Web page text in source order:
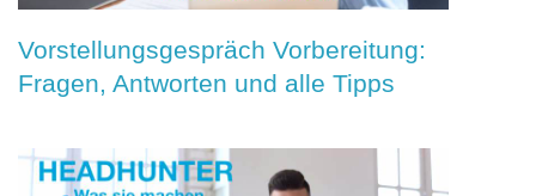
Vorstellungsgespräch Vorbereitung:
Fragen, Antworten und alle Tipps